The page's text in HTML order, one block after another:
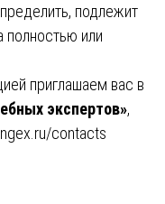
подлежит
полностью или
приглашаем вас в
экспертов»,
contacts